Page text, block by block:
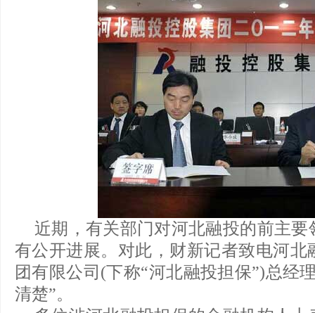
近期，有关部门对河北融投的前主
有公开进展。对此，财新记者致电河北
团有限公司(下称“河北融投担保”)总经
清楚”。